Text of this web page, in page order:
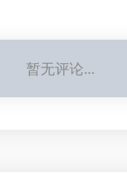
暂无评论...